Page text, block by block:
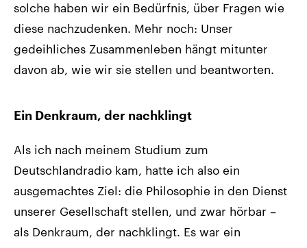
solche haben wir ein Bedürfnis, über Fragen wie
diese nachzudenken. Mehr noch: Unser
gedeihliches Zusammenleben hängt mitunter
davon ab, wie wir sie stellen und beantworten.
Ein Denkraum, der nachklingt
Als ich nach meinem Studium zum
Deutschlandradio kam, hatte ich also ein
ausgemachtes Ziel: die Philosophie in den Dienst
unserer Gesellschaft stellen, und zwar hörbar –
als Denkraum, der nachklingt. Es war ein